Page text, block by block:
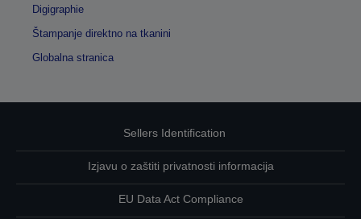
Digigraphie
Štampanje direktno na tkanini
Globalna stranica
Sellers Identification
Izjavu o zaštiti privatnosti informacija
EU Data Act Compliance